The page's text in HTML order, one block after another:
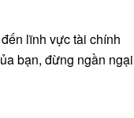
lĩnh vực tài chính
bạn, đừng ngần ngại